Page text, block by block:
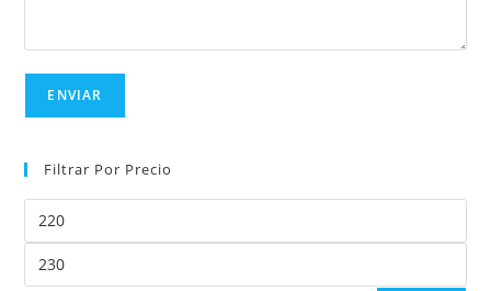
Filtrar Por Precio
mínimo
máximo